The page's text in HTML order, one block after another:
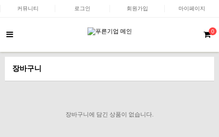
커뮤니티 로그인 회원가입 마이페이지
0
장바구니
장바구니에 담긴 상품이 없습니다.